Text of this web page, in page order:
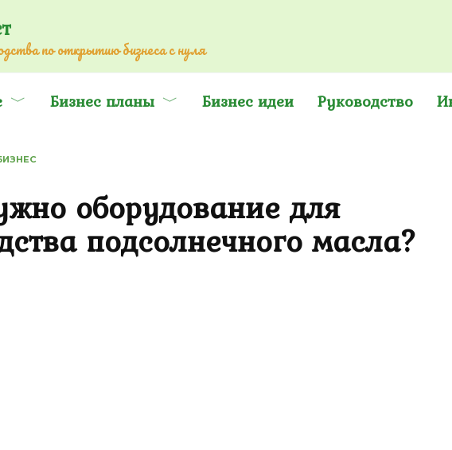
по открытию бизнеса с нуля
Бизнес планы Бизнес идеи Руководство
оборудование для
подсолнечного масла?